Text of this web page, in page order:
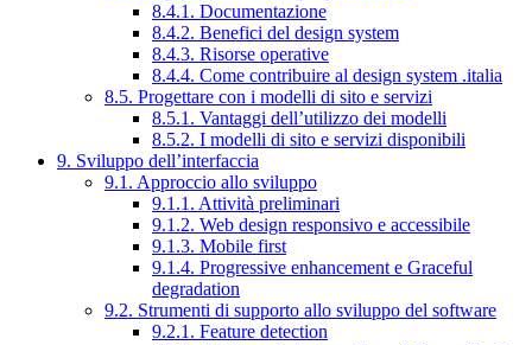
8.4.1. Documentazione
8.4.2. Benefici del design system
8.4.3. Risorse operative
8.4.4. Come contribuire al design system .italia
8.5. Progettare con i modelli di sito e servizi
8.5.1. Vantaggi dell’utilizzo dei modelli
8.5.2. I modelli di sito e servizi disponibili
9. Sviluppo dell’interfaccia
9.1. Approccio allo sviluppo
9.1.1. Attività preliminari
9.1.2. Web design responsivo e accessibile
9.1.3. Mobile first
9.1.4. Progressive enhancement e Graceful
degradation
9.2. Strumenti di supporto allo sviluppo del software
9.2.1. Feature detection